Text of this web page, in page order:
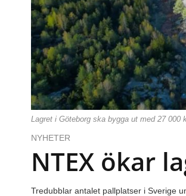
Lagret i Göteborg ska bygga ut med 27 000
NYHETER
NTEX ökar
Tredubblar antalet pallplatser i Sverige